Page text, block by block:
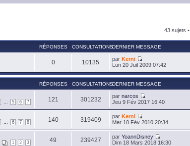
43 sujets •
RÉPONSES CONSULTATIONSDERNIER MESSAGE
0 10135 par Kerni
Lun 20 Juil 2009 07:42
RÉPONSES CONSULTATIONSDERNIER MESSAGE
5 6 7 121 301232 par narcos
Jeu 9 Fév 2017 16:40
6 7 8 140 319409 par Kerni
Mer 10 Fév 2010 20:34
1 2 3 49 239427 par YoannDisney
Dim 18 Mars 2018 16:30